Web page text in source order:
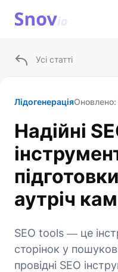
Усі статті
ЛідогенераціяОновлено:
Надійні
аутріч
SEO tools ― це
сторінок у
провідні SEO